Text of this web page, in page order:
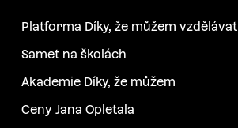
Platforma Díky, že můžem vzdělávat
Samet na školách
Akademie Díky, že můžem
Ceny Jana Opletala